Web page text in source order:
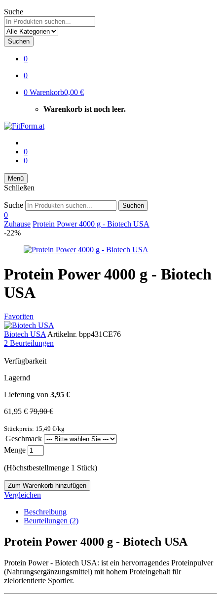
Suche
Suchen
0
0
0 Warenkorb0,00 €
Warenkorb ist noch leer.
0
0
Menü
Schließen
Suche Suchen
0
Zuhause Protein Power 4000 g - Biotech USA
-22%
Protein Power 4000 g - Biotech
USA
Favoriten
Biotech USA Artikelnr. bpp431CE76
2 Beurteilungen
Verfügbarkeit
Lagernd
Lieferung von 3,95 €
61,95 € 79,90 €
Stückpreis: 15,49 €/kg
Geschmack
Menge
(Höchstbestellmenge 1 Stück)
Zum Warenkorb hinzufügen
Vergleichen
Beschreibung
Beurteilungen (2)
Protein Power 4000 g - Biotech USA
Protein Power - Biotech USA: ist ein hervorragendes Proteinpulver
(Nahrungsergänzungsmittel) mit hohem Proteingehalt für
zielorientierte Sportler.